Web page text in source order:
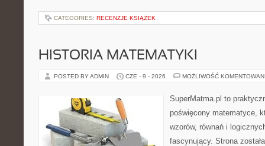
CATEGORIES: RECENZJE KSIĄŻEK
HISTORIA MATEMATYKI
POSTED BY ADMIN CZE - 9 - 2026 MOŻLIWOŚĆ
SuperMatma.pl to
poświęcony matematyce,
wzorów, równań i
fascynujący. Strona